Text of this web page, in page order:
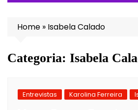
Home » Isabela Calado
Categoria: Isabela
Entrevistas Karolina Ferreira